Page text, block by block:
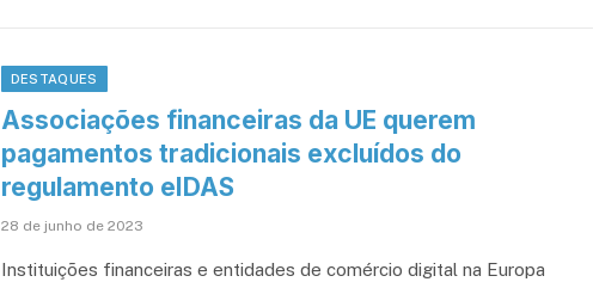
DESTAQUES
Associações financeiras da UE querem
pagamentos tradicionais excluídos do
regulamento eIDAS
28 de junho de 2023
Instituições financeiras e entidades de comércio digital na Europa